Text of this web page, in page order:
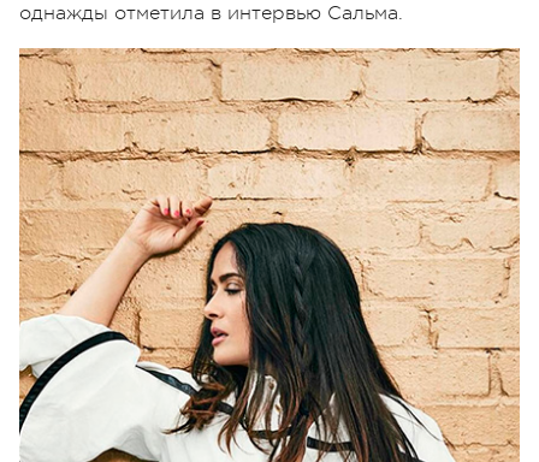
однажды отметила в интервью Сальма.